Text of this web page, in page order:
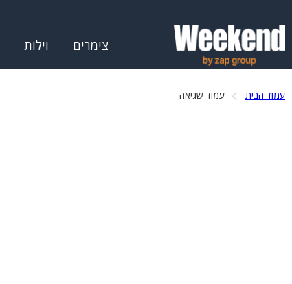
צימרים וילות
עמוד הבית עמוד שגיאה